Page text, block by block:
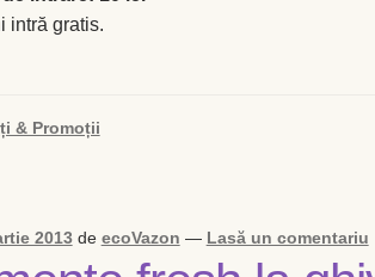
intră gratis.
& Promoții
2013 de ecoVazon — Lasă un comentariu